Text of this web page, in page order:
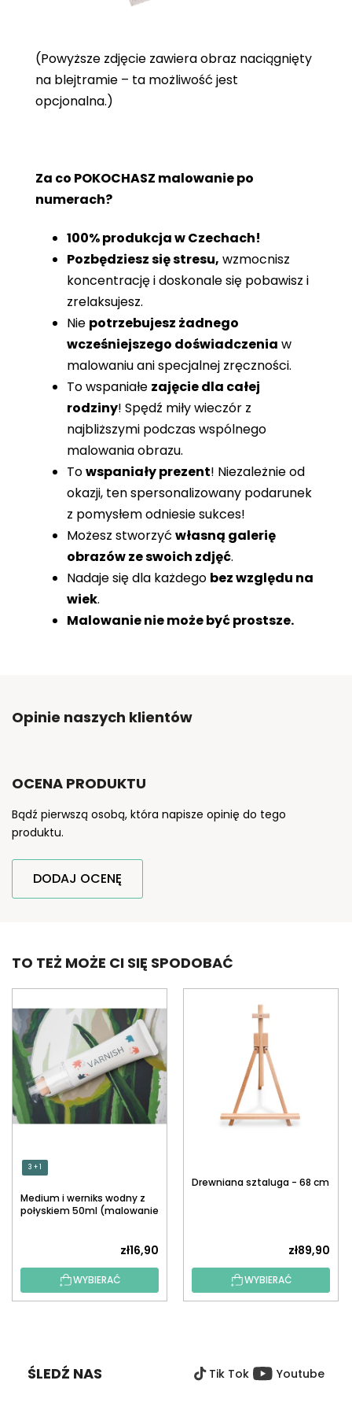
(Powyższe zdjęcie zawiera obraz naciągnięty
na blejtramie – ta możliwość jest
opcjonalna.)
Za co POKOCHASZ malowanie po
numerach?
100% produkcja w Czechach!
Pozbędziesz się stresu, wzmocnisz
koncentrację i doskonale się pobawisz i
zrelaksujesz.
Nie potrzebujesz żadnego
wcześniejszego doświadczenia w
malowaniu ani specjalnej zręczności.
To wspaniałe zajęcie dla całej
rodziny! Spędź miły wieczór z
najbliższymi podczas wspólnego
malowania obrazu.
Towspaniały prezent! Niezależnie od
okazji, ten spersonalizowany podarunek
z pomysłem odniesie sukces!
Możesz stworzyć własną galerię
obrazów ze swoich zdjęć.
Nadaje się dla każdego bez względu na
wiek.
Malowanie nie może być prostsze.
Opinie naszych klientów
OCENA PRODUKTU
Bądź pierwszą osobą, która napisze opinię do tego
produktu.
DODAJ OCENĘ
TO TEŻ MOŻE CI SIĘ SPODOBAĆ
3 + 1
Medium i werniks wodny z
połyskiem 50ml (malowanie
zł16,90
WYBIERAĆ
Drewniana sztaluga - 68 cm
zł89,90
WYBIERAĆ
ŚLEDŹ NAS Tik Tok Youtube